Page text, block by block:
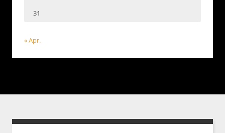
31
« Apr.